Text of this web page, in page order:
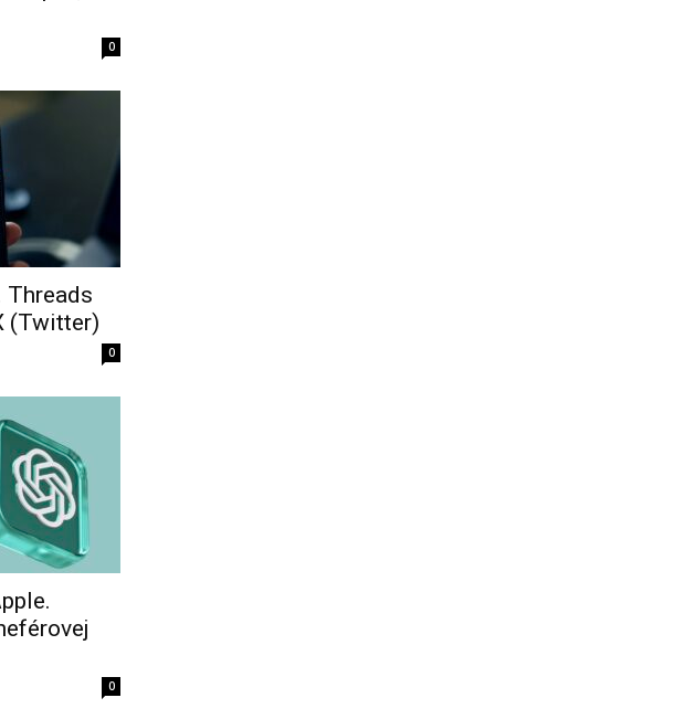
0
Threads
(Twitter)
0
0